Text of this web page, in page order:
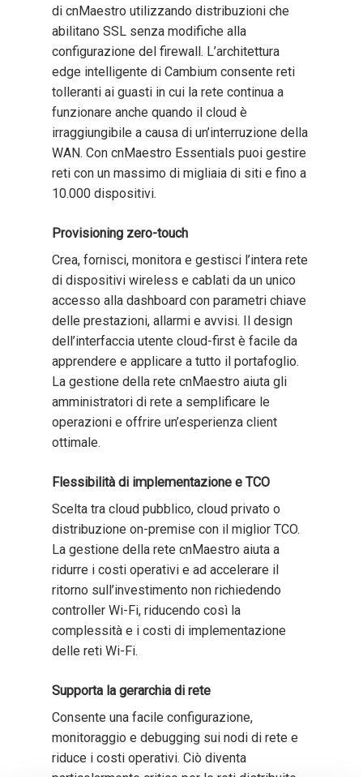
di cnMaestro utilizzando distribuzioni che
abilitano SSL senza modifiche alla
configurazione del firewall. L’architettura
edge intelligente di Cambium consente reti
tolleranti ai guasti in cui la rete continua a
funzionare anche quando il cloud è
irraggiungibile a causa di un’interruzione della
WAN. Con cnMaestro Essentials puoi gestire
reti con un massimo di migliaia di siti e fino a
10.000 dispositivi.
Provisioning zero-touch
Crea, fornisci, monitora e gestisci l’intera rete
di dispositivi wireless e cablati da un unico
accesso alla dashboard con parametri chiave
delle prestazioni, allarmi e avvisi. Il design
dell’interfaccia utente cloud-first è facile da
apprendere e applicare a tutto il portafoglio.
La gestione della rete cnMaestro aiuta gli
amministratori di rete a semplificare le
operazioni e offrire un’esperienza client
ottimale.
Flessibilità di implementazione e TCO
Scelta tra cloud pubblico, cloud privato o
distribuzione on-premise con il miglior TCO.
La gestione della rete cnMaestro aiuta a
ridurre i costi operativi e ad accelerare il
ritorno sull’investimento non richiedendo
controller Wi-Fi, riducendo così la
complessità e i costi di implementazione
delle reti Wi-Fi.
Supporta la gerarchia di rete
Consente una facile configurazione,
monitoraggio e debugging sui nodi di rete e
riduce i costi operativi. Ciò diventa